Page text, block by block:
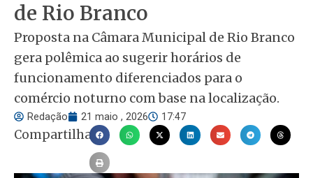
de Rio Branco
Proposta na Câmara Municipal de Rio Branco
gera polêmica ao sugerir horários de
funcionamento diferenciados para o
comércio noturno com base na localização.
Redação 21 maio , 2026 17:47
Compartilhar